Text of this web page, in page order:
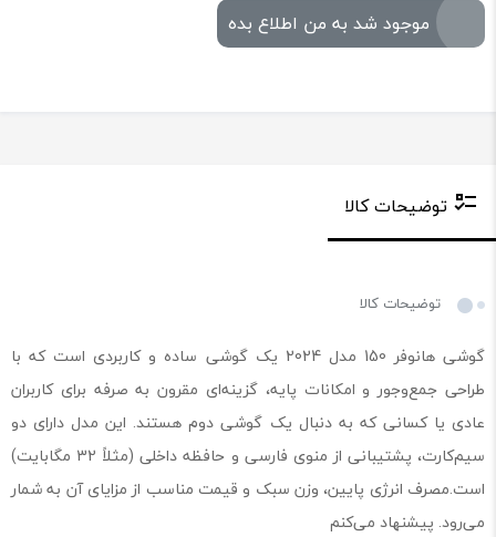
موجود شد به من اطلاع بده
توضیحات کالا
توضیحات کالا
گوشی هانوفر 150 مدل 2024 یک گوشی ساده و کاربردی است که با
طراحی جمع‌وجور و امکانات پایه، گزینه‌ای مقرون به صرفه برای کاربران
عادی یا کسانی که به دنبال یک گوشی دوم هستند. این مدل دارای دو
سیم‌کارت، پشتیبانی از منوی فارسی و حافظه داخلی (مثلاً 32 مگابایت)
است.مصرف انرژی پایین، وزن سبک و قیمت مناسب از مزایای آن به شمار
می‌رود. پیشنهاد می‌کنم